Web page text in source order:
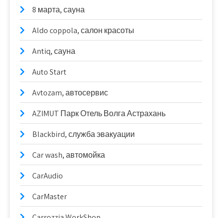
8 марта, сауна
Aldo coppola, салон красоты
Antiq, сауна
Auto Start
Avtozam, автосервис
AZIMUT Парк Отель Волга Астрахань
Blackbird, служба эвакуации
Car wash, автомойка
CarAudio
CarMaster